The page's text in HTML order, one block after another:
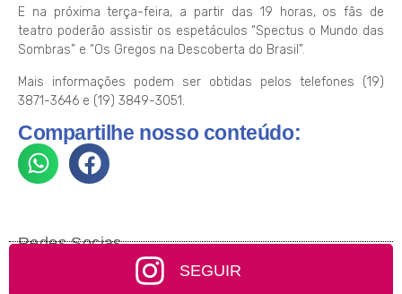
E na próxima terça-feira, a partir das 19 horas, os fãs de
teatro poderão assistir os espetáculos “Spectus o Mundo das
Sombras” e “Os Gregos na Descoberta do Brasil”.
Mais informações podem ser obtidas pelos telefones (19)
3871-3646 e (19) 3849-3051.
Compartilhe nosso conteúdo:
Redes Socias
SEGUIR